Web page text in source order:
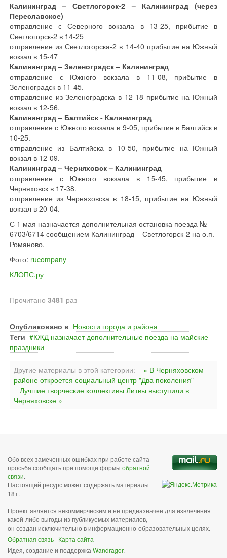
Калининград – Светлогорск-2 – Калининград (через
Переславское)
отправление с Северного вокзала в 13-25, прибытие в
Светлогорск-2 в 14-25
отправление из Светлогорска-2 в 14-40 прибытие на Южный
вокзал в 15-47
Калининград – Зеленоградск – Калининград
отправление с Южного вокзала в 11-08, прибытие в
Зеленоградск в 11-45.
отправление из Зеленоградска в 12-18 прибытие на Южный
вокзал в 12-56.
Калининград – Балтийск - Калининград
отправление с Южного вокзала в 9-05, прибытие в Балтийск в
10-25.
отправление из Балтийска в 10-50, прибытие на Южный
вокзал в 12-09.
Калининград – Черняховск – Калининград
отправление с Южного вокзала в 15-45, прибытие в
Черняховск в 17-38.
отправление из Черняховска в 18-15, прибытие на Южный
вокзал в 20-04.
С 1 мая назначается дополнительная остановка поезда №
6703/6714 сообщением Калининград – Светлогорск-2 на о.п.
Романово.
Фото: rucompany
КЛОПС.ру
Прочитано 3481 раз
Опубликовано в Новости города и района
Теги
КЖД назначает дополнительные поезда на майские
праздники
Другие материалы в этой категории:
« В Черняховском
районе откроется социальный центр "Два поколения"
Лучшие творческие коллективы Литвы выступили в
Черняховске »
Обо всех замеченных ошибках при работе сайта
просьба сообщать при помощи формы обратной
связи.
Настоящий ресурс может содержать материалы
18+.
Проект является некоммерческим и не предназначен для извлечения
какой-либо выгоды из публикуемых материалов,
он создан исключительно в информационно-образовательных целях.
Обратная связь | Карта сайта
Идея, создание и поддержка Wandragor.